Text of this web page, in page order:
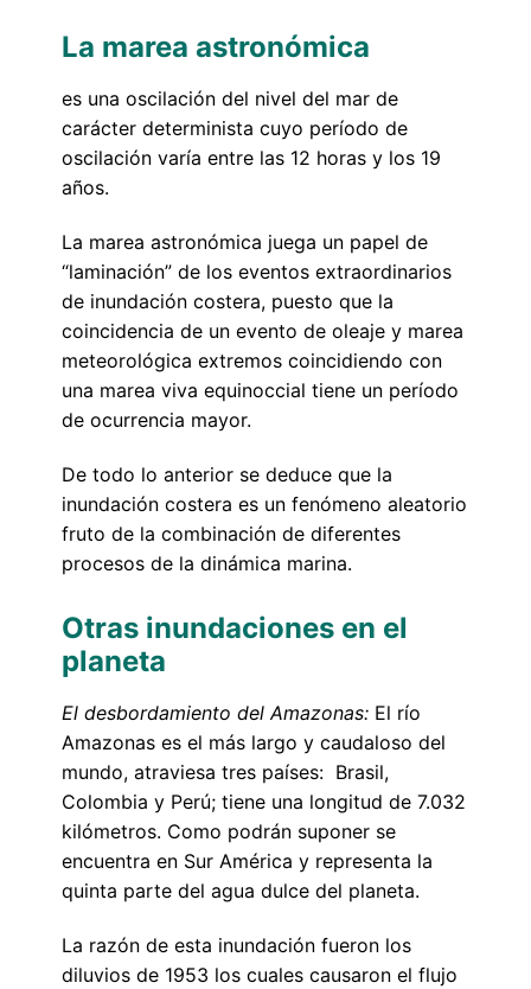
La marea astronómica
es una oscilación del nivel del mar de
carácter determinista cuyo período de
oscilación varía entre las 12 horas y los 19
años.
La marea astronómica juega un papel de
“laminación” de los eventos extraordinarios
de inundación costera, puesto que la
coincidencia de un evento de oleaje y marea
meteorológica extremos coincidiendo con
una marea viva equinoccial tiene un período
de ocurrencia mayor.
De todo lo anterior se deduce que la
inundación costera es un fenómeno aleatorio
fruto de la combinación de diferentes
procesos de la dinámica marina.
Otras inundaciones en el
planeta
El desbordamiento del Amazonas: El río
Amazonas es el más largo y caudaloso del
mundo, atraviesa tres países: Brasil,
Colombia y Perú; tiene una longitud de 7.032
kilómetros. Como podrán suponer se
encuentra en Sur América y representa la
quinta parte del agua dulce del planeta.
La razón de esta inundación fueron los
diluvios de 1953 los cuales causaron el flujo